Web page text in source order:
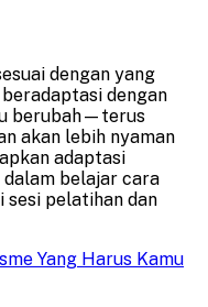
dengan yang
dengan
berubah—terus
akan lebih nyaman
adaptasi
belajar cara
sesi pelatihan dan
Yang Harus Kamu